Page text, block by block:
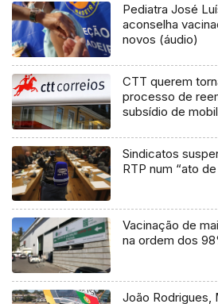
Pediatra José
aconselha
novos (áudio)
CTT querem
processo de
subsídio de
Sindicatos
RTP num “ato
Vacinação de
na ordem dos
João Rodrigues,